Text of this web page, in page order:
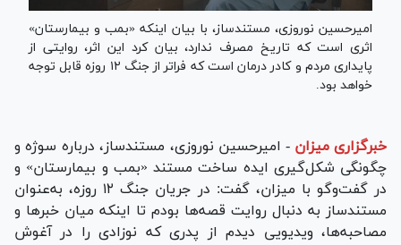
امیرحسین نوروزی، مستندساز، با بیان اینکه «بمب و بیمارستان»
اثری است که تاریخ مصرف ندارد، بیان کرد این اثر، روایتی از
پایداری مردم و کادر درمان است که فراتر از جنگ ۱۲ روزه قابل توجه
خواهد بود.
خبرگزاری میزان - امیرحسین نوروزی، مستندساز، درباره سوژه و
چگونگی شکل‌گیری ایده ساخت مستند «بمب و بیمارستان» و
در گفت‌وگو با میزان، گفت: در جریان جنگ ۱۲ روزه، به‌عنوان
مستندساز به دنبال روایت قصه‌ها بودم تا اینکه میان خبرها و
مصاحبه‌ها، ویدیویی دیدم از پدری که نوزادی را در آغوش